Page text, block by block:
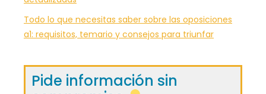
Todo lo que necesitas saber sobre las oposiciones
a1: requisitos, temario y consejos para triunfar
Pide información sin